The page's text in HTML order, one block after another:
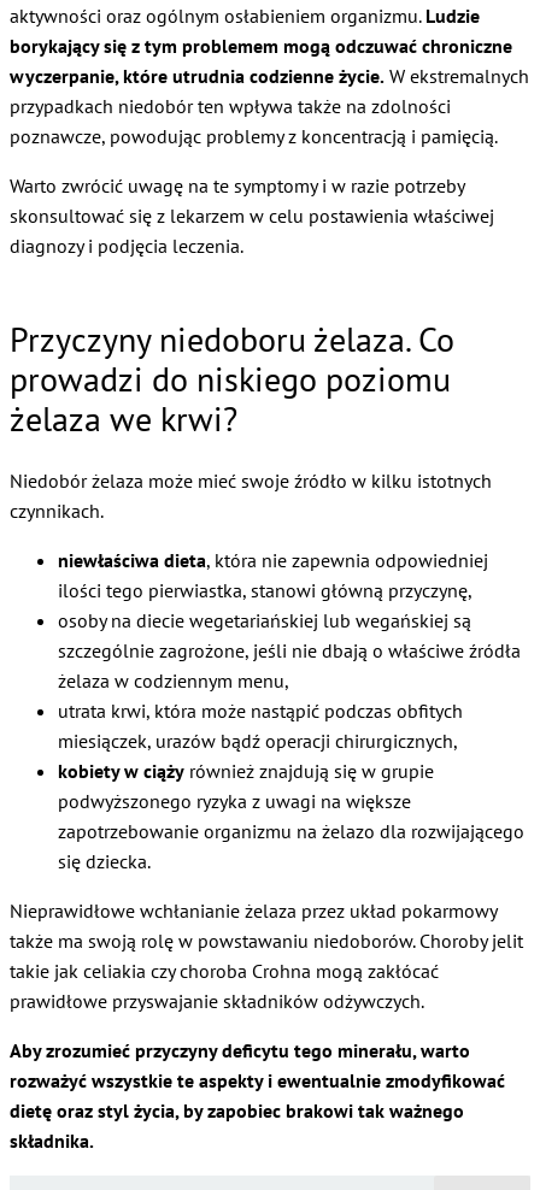
aktywności oraz ogólnym osłabieniem organizmu. Ludzie
borykający się z tym problemem mogą odczuwać chroniczne
wyczerpanie, które utrudnia codzienne życie. W ekstremalnych
przypadkach niedobór ten wpływa także na zdolności
poznawcze, powodując problemy z koncentracją i pamięcią.
Warto zwrócić uwagę na te symptomy i w razie potrzeby
skonsultować się z lekarzem w celu postawienia właściwej
diagnozy i podjęcia leczenia.
Przyczyny niedoboru żelaza. Co
prowadzi do niskiego poziomu
żelaza we krwi?
Niedobór żelaza może mieć swoje źródło w kilku istotnych
czynnikach.
niewłaściwa dieta, która nie zapewnia odpowiedniej
ilości tego pierwiastka, stanowi główną przyczynę,
osoby na diecie wegetariańskiej lub wegańskiej są
szczególnie zagrożone, jeśli nie dbają o właściwe źródła
żelaza w codziennym menu,
utrata krwi, która może nastąpić podczas obfitych
miesiączek, urazów bądź operacji chirurgicznych,
kobiety w ciąży również znajdują się w grupie
podwyższonego ryzyka z uwagi na większe
zapotrzebowanie organizmu na żelazo dla rozwijającego
się dziecka.
Nieprawidłowe wchłanianie żelaza przez układ pokarmowy
także ma swoją rolę w powstawaniu niedoborów. Choroby jelit
takie jak celiakia czy choroba Crohna mogą zakłócać
prawidłowe przyswajanie składników odżywczych.
Aby zrozumieć przyczyny deficytu tego minerału, warto
rozważyć wszystkie te aspekty i ewentualnie zmodyfikować
dietę oraz styl życia, by zapobiec brakowi tak ważnego
składnika.